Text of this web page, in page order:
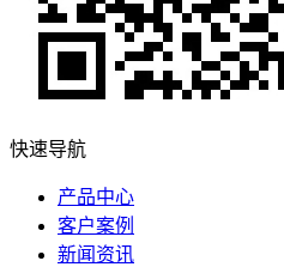
快速导航
产品中心
客户案例
新闻资讯